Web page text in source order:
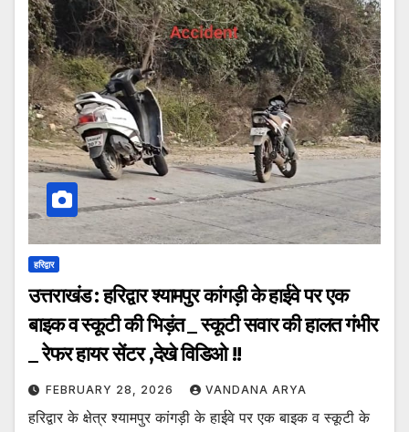
हरिद्वार
उत्तराखंड : हरिद्वार श्यामपुर कांगड़ी के हाईवे पर एक
बाइक व स्कूटी की भिड़ंत _ स्कूटी सवार की हालत गंभीर
_ रेफर हायर सेंटर ,देखे विडिओ !!
FEBRUARY 28, 2026 VANDANA ARYA
हरिद्वार के क्षेत्र श्यामपुर कांगड़ी के हाईवे पर एक बाइक व स्कूटी के